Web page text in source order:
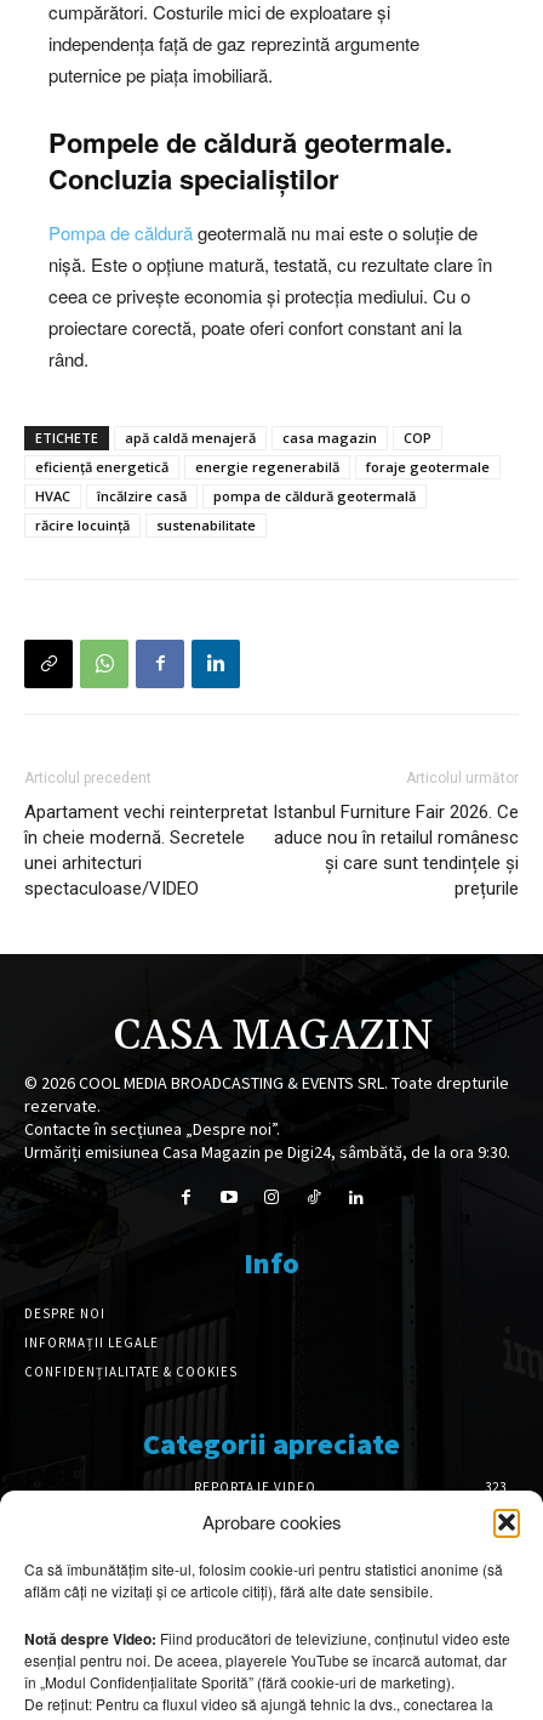
Aprobare cookies
Ca să îmbunătățim site-ul, folosim cookie-uri pentru statistici anonime (să
aflăm câți ne vizitați și ce articole citiți), fără alte date sensibile.
Notă despre Video: Fiind producători de televiziune, conținutul video este
esențial pentru noi. De aceea, playerele YouTube se încarcă automat, dar
în „Modul Confidențialitate Sporită” (fără cookie-uri de marketing).
De reținut: Pentru ca fluxul video să ajungă tehnic la dvs., conectarea la
cumpărători. Costurile mici de exploatare și
independența față de gaz reprezintă argumente
puternice pe piața imobiliară.
Pompele de căldură geotermale.
Concluzia specialiștilor
Pompa de căldurăgeotermală nu mai este o soluție de
nișă. Este o opțiune matură, testată, cu rezultate clare în
ceea ce privește economia și protecția mediului. Cu o
proiectare corectă, poate oferi confort constant ani la
rând.
ETICHETE apă caldă menajeră casa magazin
COP
eficiență energetică
energie regenerabilă
foraje geotermale
HVAC
încălzire casă
pompa de căldură geotermală
răcire locuință
sustenabilitate
Articolul precedent
Apartament vechi reinterpretat
în cheie modernă. Secretele
unei arhitecturi
spectaculoase/VIDEO
Articolul următor
Istanbul Furniture Fair 2026. Ce
aduce nou în retailul românesc
și care sunt tendințele și
prețurile
CASA MAGAZIN
© 2026COOL MEDIA BROADCASTING & EVENTS SRL. Toate drepturile
rezervate.
Contacte în secțiunea „Despre noi”.
Urmăriți emisiunea Casa Magazin pe Digi24, sâmbătă, de la ora 9:30.
Info
DESPRE NOI
INFORMAȚII LEGALE
CONFIDENȚIALITATE & COOKIES
Categorii apreciate
REPORTAJE VIDEO
323
AMENAJĂRI INTERIOARE
126
DESIGN INTERIOR
64
ARHITECTURĂ & DESIGN
OPINII & ANALIZE
43
Articole recomandate